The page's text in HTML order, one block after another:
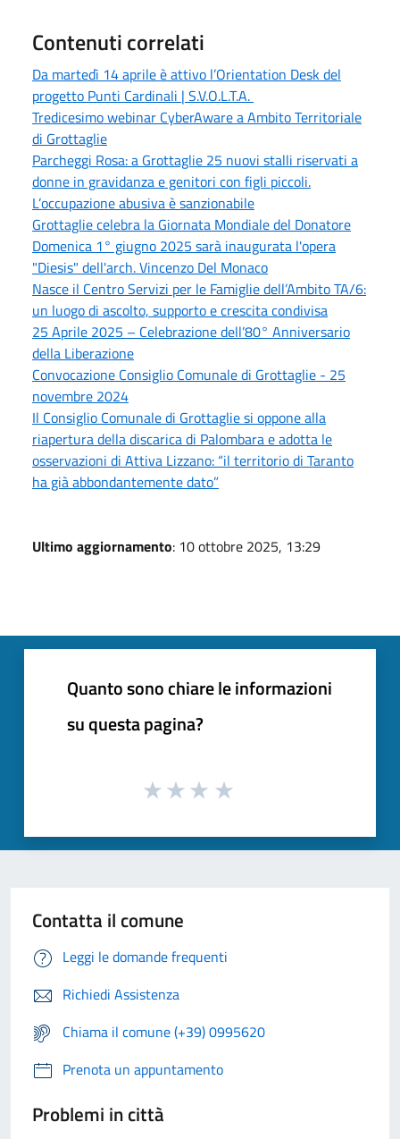
Contenuti correlati
Da martedì 14 aprile è attivo l’Orientation Desk del
progetto Punti Cardinali | S.V.O.L.T.A.
Tredicesimo webinar CyberAware a Ambito Territoriale
di Grottaglie
Parcheggi Rosa: a Grottaglie 25 nuovi stalli riservati a
donne in gravidanza e genitori con figli piccoli.
L’occupazione abusiva è sanzionabile
Grottaglie celebra la Giornata Mondiale del Donatore
Domenica 1° giugno 2025 sarà inaugurata l'opera
"Diesis" dell'arch. Vincenzo Del Monaco
Nasce il Centro Servizi per le Famiglie dell’Ambito TA/6:
un luogo di ascolto, supporto e crescita condivisa
25 Aprile 2025 – Celebrazione dell’80° Anniversario
della Liberazione
Convocazione Consiglio Comunale di Grottaglie - 25
novembre 2024
Il Consiglio Comunale di Grottaglie si oppone alla
riapertura della discarica di Palombara e adotta le
osservazioni di Attiva Lizzano: “il territorio di Taranto
ha già abbondantemente dato”
Ultimo aggiornamento: 10 ottobre 2025, 13:29
Quanto sono chiare le informazioni
su questa pagina?
Contatta il comune
Leggi le domande frequenti
Richiedi Assistenza
Chiama il comune (+39) 0995620
Prenota un appuntamento
Problemi in città